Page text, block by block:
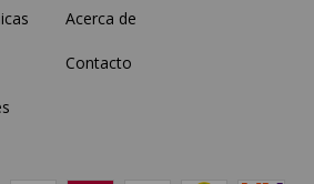
Acerca de
Contacto